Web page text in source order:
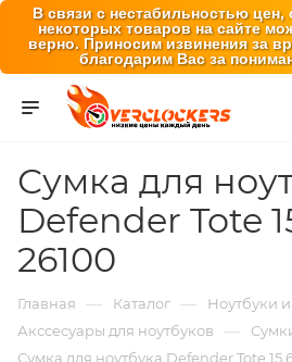
В связи с нестабильностью
некоторых товаров на сайте
верно. Приносим извинения за
благодарим Вас за
Сумка для
Defender Tote
26100
Главная — Каталог — Ноутбуки
Акссесуары для ноутбуков —
Сумка для ноутбука Defender Tote